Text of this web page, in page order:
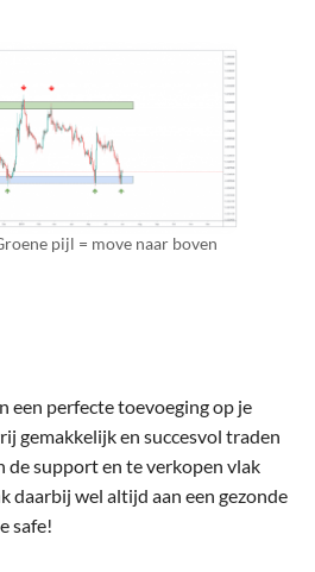
pijl = move naar boven
een perfecte toevoeging op je
gemakkelijk en succesvol traden
de support en te verkopen vlak
daarbij wel altijd aan een gezonde
safe!